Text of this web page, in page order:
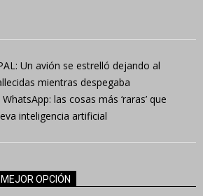
Un avión se estrelló dejando al
mientras despegaba
las cosas más ‘raras’ que
inteligencia artificial
OPCIÓN